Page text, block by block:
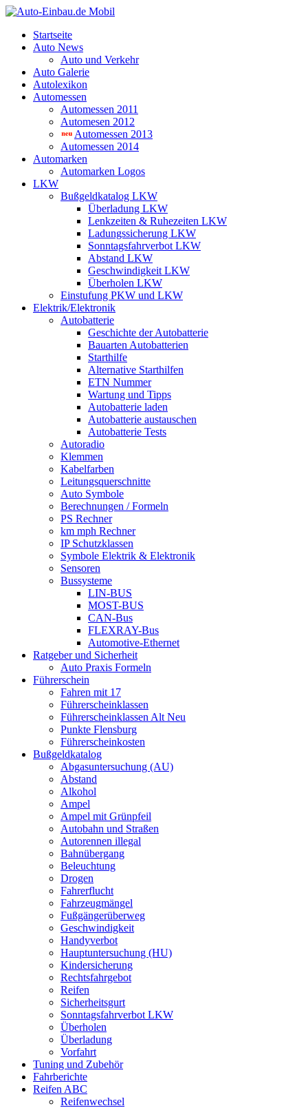
Startseite
Auto News
Auto und Verkehr
Auto Galerie
Autolexikon
Automessen
Automessen 2011
Automesen 2012
Automessen 2013
Automessen 2014
Automarken
Automarken Logos
LKW
Bußgeldkatalog LKW
Überladung LKW
Lenkzeiten & Ruhezeiten LKW
Ladungssicherung LKW
Sonntagsfahrverbot LKW
Abstand LKW
Geschwindigkeit LKW
Überholen LKW
Einstufung PKW und LKW
Elektrik/Elektronik
Autobatterie
Geschichte der Autobatterie
Bauarten Autobatterien
Starthilfe
Alternative Starthilfen
ETN Nummer
Wartung und Tipps
Autobatterie laden
Autobatterie austauschen
Autobatterie Tests
Autoradio
Klemmen
Kabelfarben
Leitungsquerschnitte
Auto Symbole
Berechnungen / Formeln
PS Rechner
km mph Rechner
IP Schutzklassen
Symbole Elektrik & Elektronik
Sensoren
Bussysteme
LIN-BUS
MOST-BUS
CAN-Bus
FLEXRAY-Bus
Automotive-Ethernet
Ratgeber und Sicherheit
Auto Praxis Formeln
Führerschein
Fahren mit 17
Führerscheinklassen
Führerscheinklassen Alt Neu
Punkte Flensburg
Führerscheinkosten
Bußgeldkatalog
Abgasuntersuchung (AU)
Abstand
Alkohol
Ampel
Ampel mit Grünpfeil
Autobahn und Straßen
Autorennen illegal
Bahnübergang
Beleuchtung
Drogen
Fahrerflucht
Fahrzeugmängel
Fußgängerüberweg
Geschwindigkeit
Handyverbot
Hauptuntersuchung (HU)
Kindersicherung
Rechtsfahrgebot
Reifen
Sicherheitsgurt
Sonntagsfahrverbot LKW
Überholen
Überladung
Vorfahrt
Tuning und Zubehör
Fahrberichte
Reifen ABC
Reifenwechsel